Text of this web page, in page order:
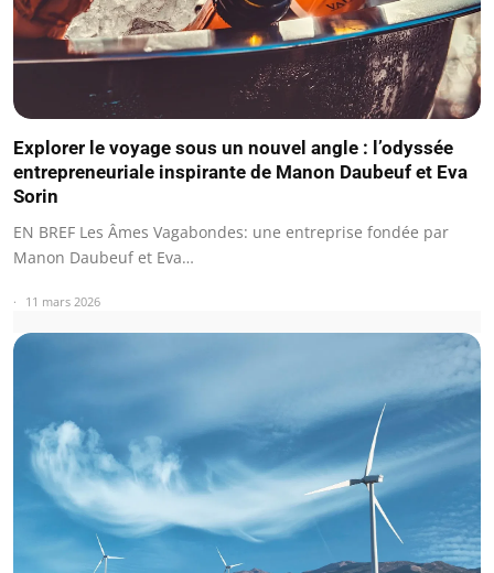
Explorer le voyage sous un nouvel angle : l’odyssée
entrepreneuriale inspirante de Manon Daubeuf et Eva
Sorin
EN BREF Les Âmes Vagabondes: une entreprise fondée par
Manon Daubeuf et Eva…
11 mars 2026